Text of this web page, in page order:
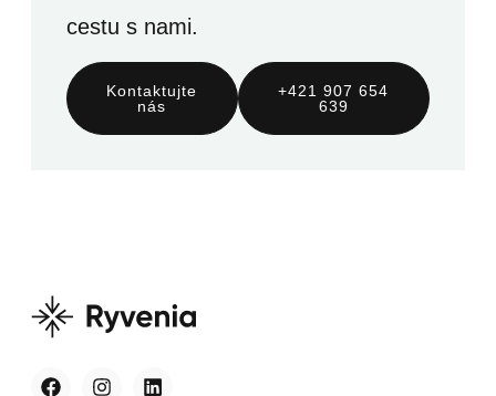
cestu s nami.
Kontaktujte
nás
+421 907 654
639